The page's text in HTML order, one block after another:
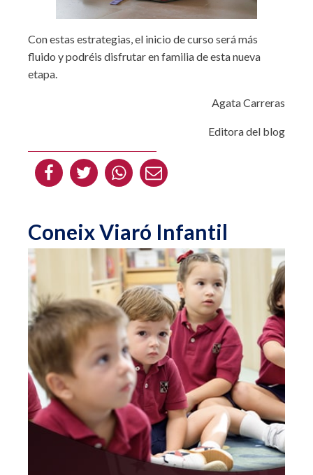
Con estas estrategias, el inicio de curso será más
fluido y podréis disfrutar en familia de esta nueva
etapa.
Agata Carreras
Editora del blog
Coneix Viaró Infantil